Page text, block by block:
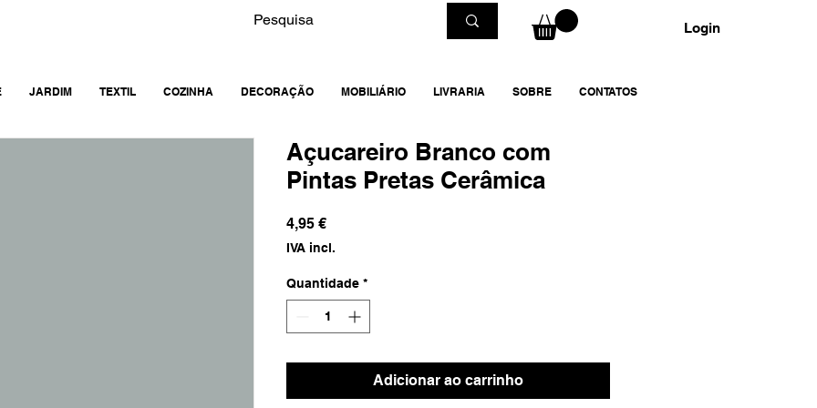
JARDIM TEXTIL COZINHA DECORAÇÃO MOBILIÁRIO LIVRARIA SOBRE CONTATOS
Login
Açucareiro Branco com
Pintas Pretas Cerâmica
4,95 €Preço
IVA incl.
Quantidade *
Adicionar ao carrinho